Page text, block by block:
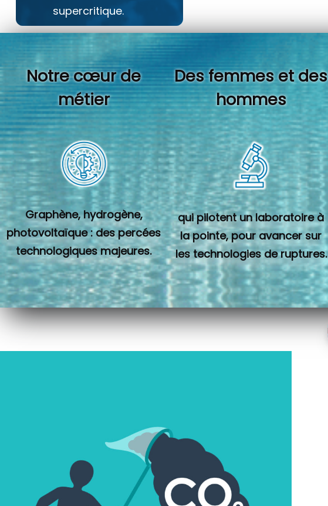
supercritique.
Notre cœur de
métier
Graphène, hydrogène,
photovoltaïque : des percées
technologiques majeures.
Des femmes et des
hommes
qui pilotent un laboratoire à
la pointe, pour avancer sur
les technologies de ruptures.